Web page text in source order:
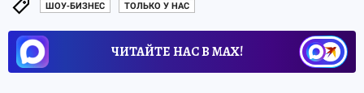
ШОУ-БИЗНЕС ТОЛЬКО У НАС
ЧИТАЙТЕ НАС В МАХ!